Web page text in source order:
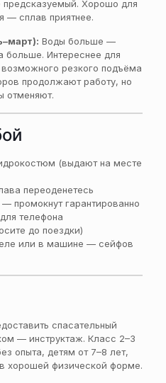
Хорошо для
— сплав приятнее.
Воды больше —
больше. Интереснее для
резкого подъёма
продолжают работу, но
отменяют.
(выдают на месте
переоденетесь
промокнут гарантированно
телефона
до поездки)
или в машине — сейфов
спасательный
— инструктаж. Класс 2–3
опыта, детям от 7–8 лет,
хорошей физической форме.